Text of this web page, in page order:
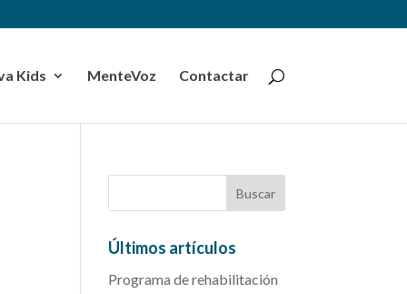
Kids MenteVoz Contactar
Últimos artículos
Programa de rehabilitación